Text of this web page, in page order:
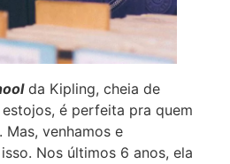
da Kipling, cheia de
é perfeita pra quem
venhamos e
Nos últimos 6 anos, ela